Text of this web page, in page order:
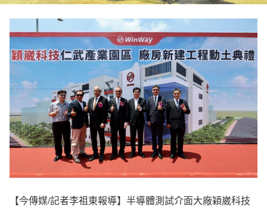
【今傳媒/記者李祖東報導】半導體測試介面大廠穎崴科技